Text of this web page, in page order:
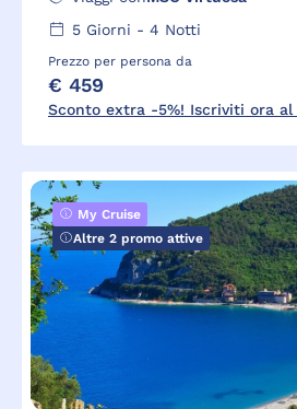
5Giorni - 4 Notti
Prezzo per persona da
€ 459
Sconto extra -5%! Iscriviti ora al
My Cruise
Altre 2 promo attive